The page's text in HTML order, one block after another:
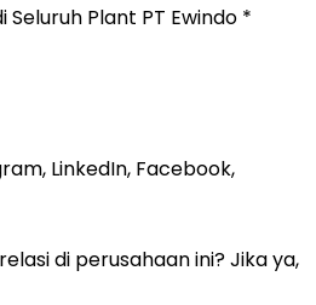
Plant PT Ewindo *
LinkedIn, Facebook,
di perusahaan ini? Jika ya,